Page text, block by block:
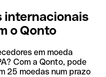
internacionais
o Qonto
em moeda
Com a Qonto, pode
25 moedas num prazo